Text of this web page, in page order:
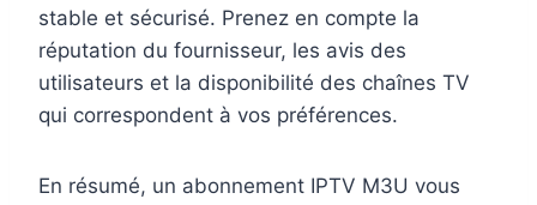
stable et sécurisé. Prenez en compte la
réputation du fournisseur, les avis des
utilisateurs et la disponibilité des chaînes TV
qui correspondent à vos préférences.
En résumé, un abonnement IPTV M3U vous